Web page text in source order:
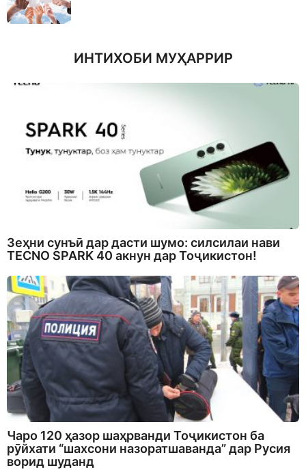
ИНТИХОБИ МУҲАРРИР
Зеҳни сунъӣ дар дасти шумо: силсилаи нави
TECNO SPARK 40 акнун дар Тоҷикистон!
Чаро 120 ҳазор шаҳрванди Тоҷикистон ба
рӯйхати “шахсони назоратшаванда” дар Русия
ворид шуданд